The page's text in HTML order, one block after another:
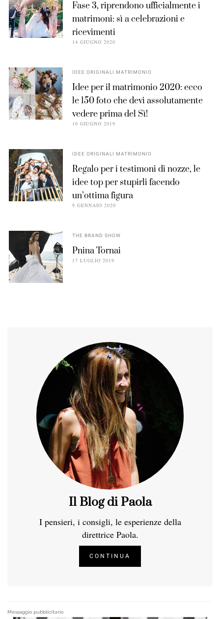
Fase 3, riprendono ufficialmente i
matrimoni: sì a celebrazioni e
ricevimenti
14 GIUGNO 2020
IDEE ORIGINALI MATRIMONIO
Idee per il matrimonio 2020: ecco
le 150 foto che devi assolutamente
vedere prima del Sì!
10 GIUGNO 2019
IDEE ORIGINALI MATRIMONIO
Regalo per i testimoni di nozze, le
idee top per stupirli facendo
un’ottima figura
9 GENNAIO 2020
THE BRAND SHOW
Pnina Tornai
17 LUGLIO 2019
Il Blog di Paola
I pensieri, i consigli, le esperienze della
direttrice Paola.
CONTINUA
Messaggio pubblicitario